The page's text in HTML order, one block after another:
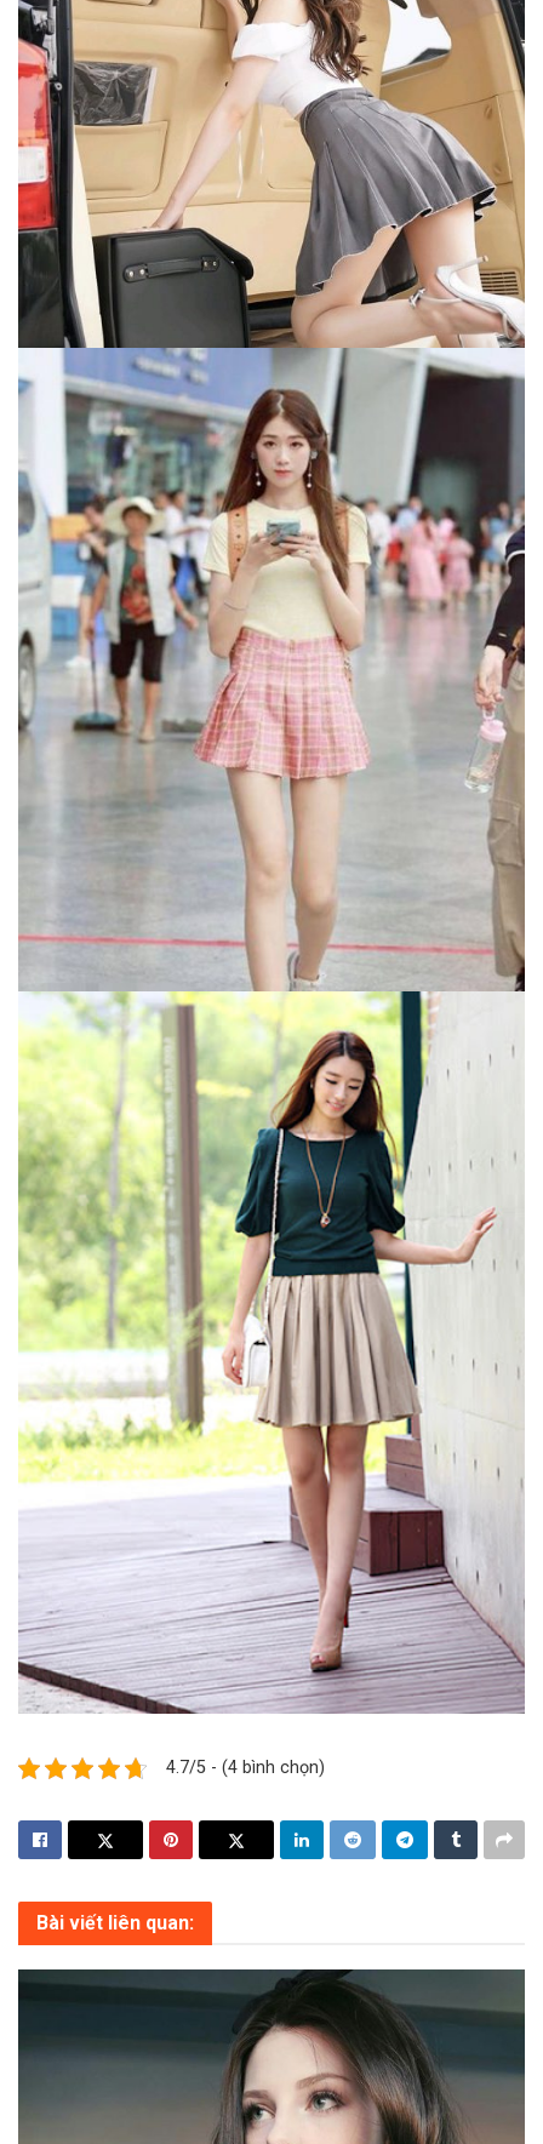
4.7/5 - (4 bình chọn)
Bài viết liên quan: